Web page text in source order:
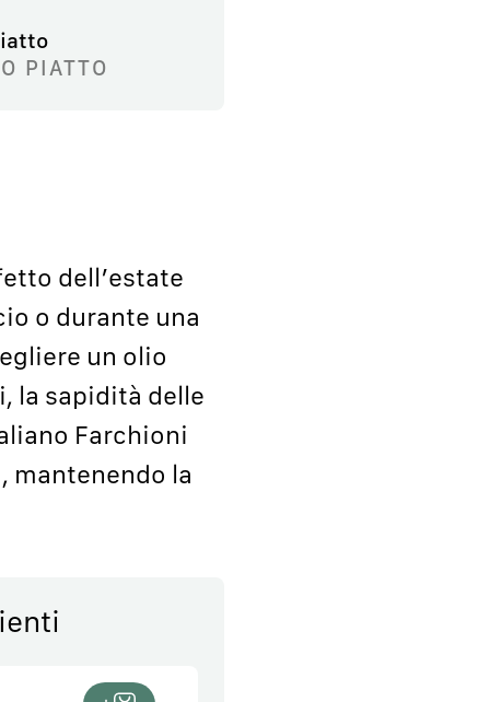
PIATTO
dell’estate
o durante una
un olio
la sapidità delle
Farchioni
mantenendo la